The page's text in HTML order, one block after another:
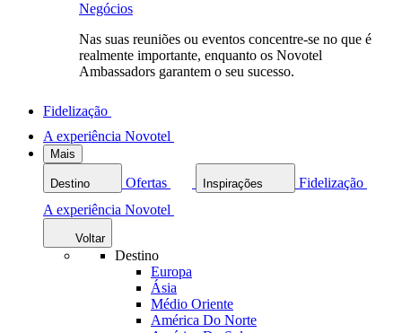
Negócios
Nas suas reuniões ou eventos concentre-se no que é
realmente importante, enquanto os Novotel
Ambassadors garantem o seu sucesso.
Fidelização
A experiência Novotel
Mais
Destino Ofertas Inspirações
Fidelização
A experiência Novotel
Voltar
Destino
Europa
Ásia
Médio Oriente
América Do Norte